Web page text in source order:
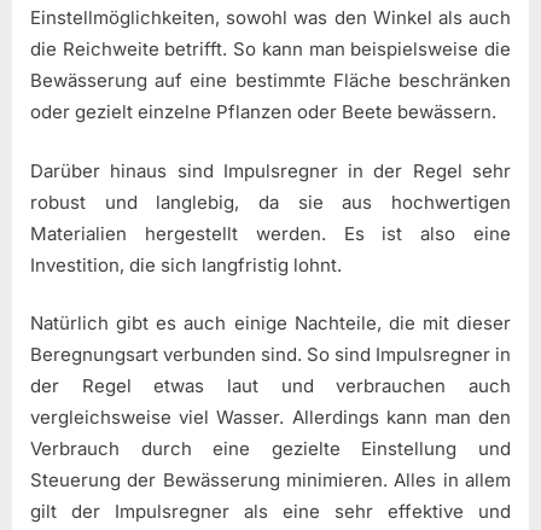
Einstellmöglichkeiten, sowohl was den Winkel als auch
die Reichweite betrifft. So kann man beispielsweise die
Bewässerung auf eine bestimmte Fläche beschränken
oder gezielt einzelne Pflanzen oder Beete bewässern.
Darüber hinaus sind Impulsregner in der Regel sehr
robust und langlebig, da sie aus hochwertigen
Materialien hergestellt werden. Es ist also eine
Investition, die sich langfristig lohnt.
Natürlich gibt es auch einige Nachteile, die mit dieser
Beregnungsart verbunden sind. So sind Impulsregner in
der Regel etwas laut und verbrauchen auch
vergleichsweise viel Wasser. Allerdings kann man den
Verbrauch durch eine gezielte Einstellung und
Steuerung der Bewässerung minimieren. Alles in allem
gilt der Impulsregner als eine sehr effektive und